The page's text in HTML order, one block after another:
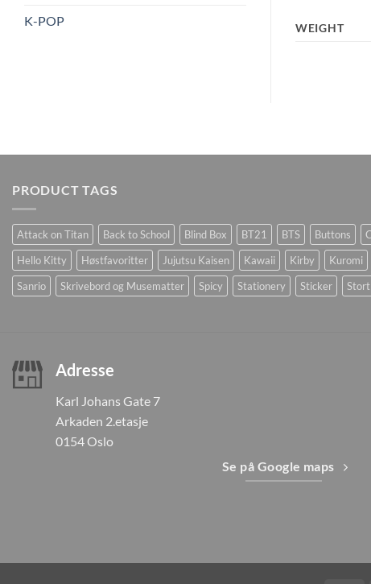
K-POP WEIGHT
PRODUCT TAGS
Attack on Titan Back to School Blind Box BT21 BTS Buttons
Hello Kitty
Høstfavoritter Jujutsu Kaisen Kawaii Kirby Kuromi
Sanrio
Skrivebord og Musematter Spicy Stationery Sticker
Adresse
Karl Johans Gate 7
Arkaden 2.etasje
0154 Oslo
Se på Google maps